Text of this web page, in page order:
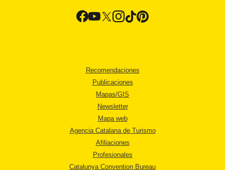
Recomendaciones
Publicaciones
Mapas/GIS
Newsletter
Mapa web
Agencia Catalana de Turismo
Afiliaciones
Profesionales
Catalunya Convention Bureau